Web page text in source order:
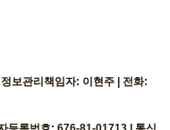
보관리책임자: 이현주 | 전화: